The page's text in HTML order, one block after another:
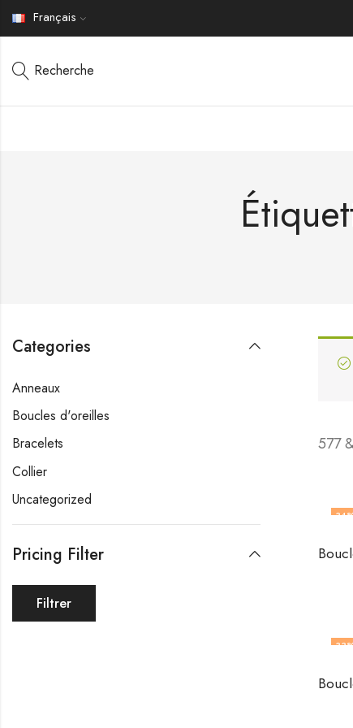
Français
Recherche
577
34
33
Categories
Anneaux
Boucles d'oreilles
Bracelets
Collier
Uncategorized
Pricing Filter
Filtrer